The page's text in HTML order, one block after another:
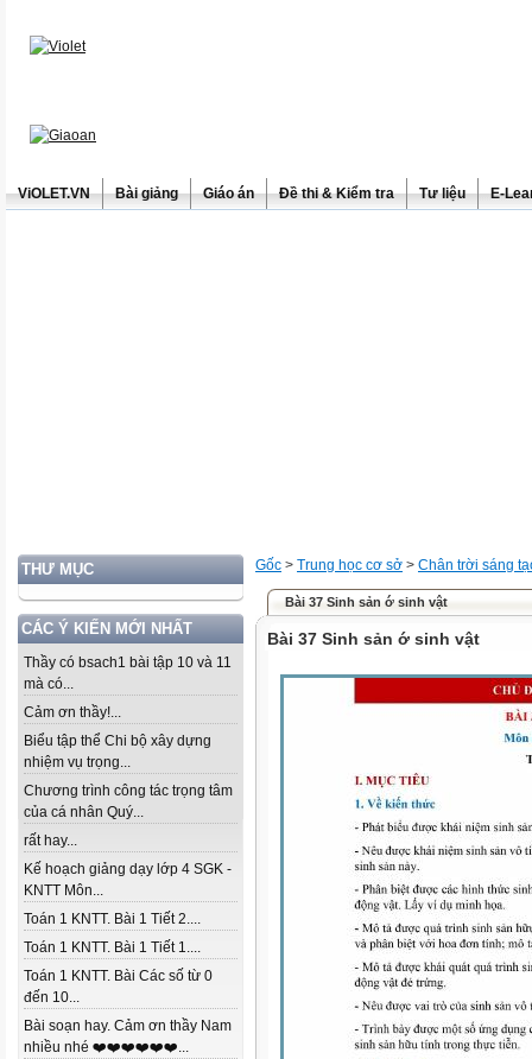
ViOLET.VN Bài giảng Giáo án Đề thi & Kiểm tra Tư liệu E-
THƯ MỤC
CÁC Ý KIẾN MỚI NHẤT
Thầy có bsach1 bài tập 10 và 11
mà có...
Cảm ơn thầy!...
Biểu tập thể Chi bộ xây dựng
nhiệm vụ trọng...
Chương trình công tác trọng tâm
của cá nhân Quý...
rất hay...
Kế hoạch giảng dạy lớp 4 SGK -
KNTT Môn...
Toán 1 KNTT. Bài 1 Tiết 2....
Toán 1 KNTT. Bài 1 Tiết 1....
Toán 1 KNTT. Bài Các số từ 0
đến 10...
Bài soạn hay. Cảm ơn thầy Nam
nhiều nhé ❤️❤️❤️❤️❤️❤️...
Gốc > Trung học cơ sở > Chân trời sáng
Bài 37 Sinh sản ớ sinh vật
Bài 37 Sinh sản ớ sinh vật